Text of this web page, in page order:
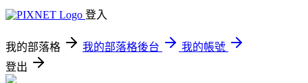
登入
我的部落格 我的部落格後台
我的帳號
登出